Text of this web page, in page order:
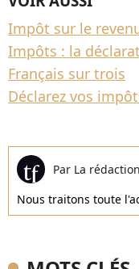
Impôt sur le
Impôts : la
Français sur trois
Déclarez vos
Par La rédaction
Nous traitons toute